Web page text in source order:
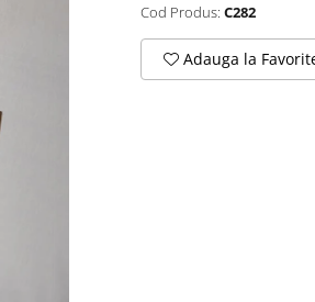
Cod Produs: C282
Adauga la